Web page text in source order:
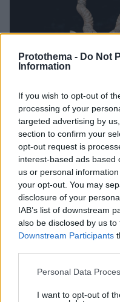
Protothema - Do Not
Information
If you wish to opt-out of
processing of your
targeted advertising by
section to confirm your
opt-out request is
interest-based ads based
us or personal
your opt-out. You may
disclosure of your
IAB’s list of downstream
also be disclosed by us
Downstream Participants
Please note that this
not limited to your visit or
Personal Data
I want to opt-out of
Πυροβόλησαν και
ζωολογικό κήπο στη
Μία φροντίστρια
ξεκινήσει έρευνα για
31.03.2026, 21:38 5